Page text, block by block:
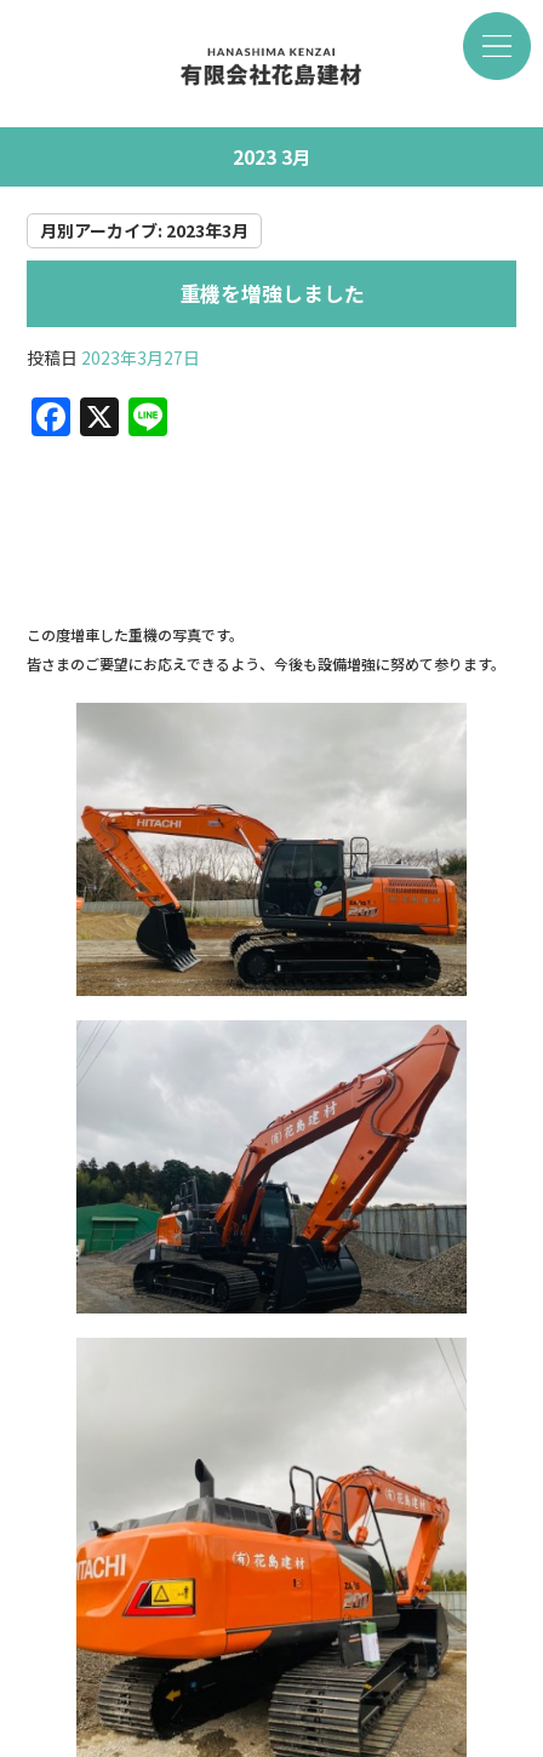
2023 3月
月別アーカイブ: 2023年3月
重機を増強しました
投稿日 2023年3月27日
F
a
o
k
X
この度増車した重機の写真です。
皆さまのご要望にお応えできるよう、今後も設備増強に努めて参ります。